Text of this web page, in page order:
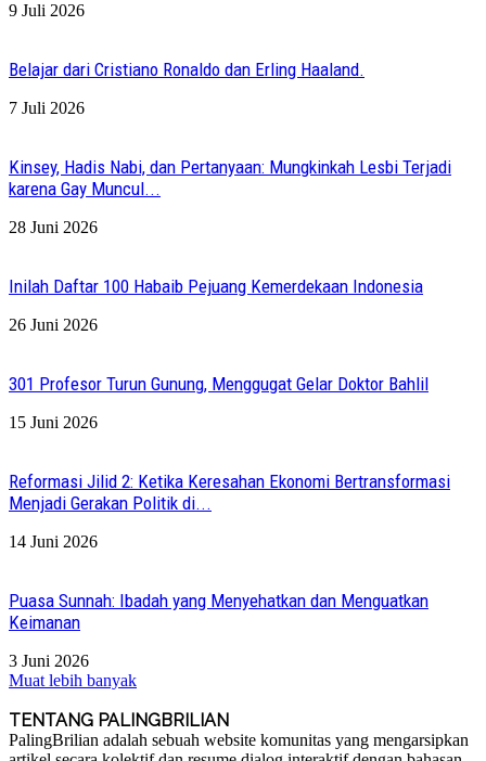
9 Juli 2026
Belajar dari Cristiano Ronaldo dan Erling Haaland.
7 Juli 2026
Kinsey, Hadis Nabi, dan Pertanyaan: Mungkinkah Lesbi Terjadi
karena Gay Muncul...
28 Juni 2026
Inilah Daftar 100 Habaib Pejuang Kemerdekaan Indonesia
26 Juni 2026
301 Profesor Turun Gunung, Menggugat Gelar Doktor Bahlil
15 Juni 2026
Reformasi Jilid 2: Ketika Keresahan Ekonomi Bertransformasi
Menjadi Gerakan Politik di...
14 Juni 2026
Puasa Sunnah: Ibadah yang Menyehatkan dan Menguatkan
Keimanan
3 Juni 2026
Muat lebih banyak
TENTANG PALINGBRILIAN
PalingBrilian adalah sebuah website komunitas yang mengarsipkan